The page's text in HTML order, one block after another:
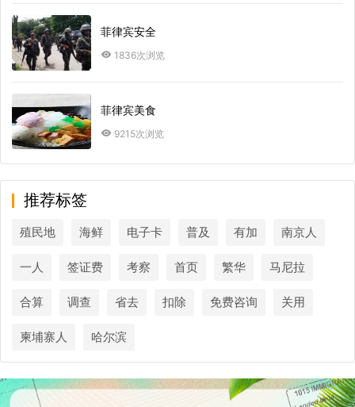
菲律宾安全
1836次浏览
菲律宾美食
9215次浏览
推荐标签
殖民地 海鲜 电子卡 普及 有加 南京人
一人 签证费 考察 首页 繁华 马尼拉
合算 调查 省去 扣除 免费咨询 关用
柬埔寨人 哈尔滨